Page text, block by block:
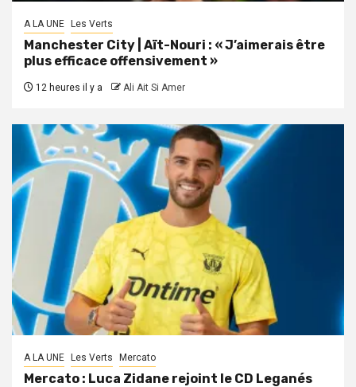
A LA UNE Les Verts
Manchester City | Aït-Nouri : « J’aimerais être
plus efficace offensivement »
12 heures il y a Ali Ait Si Amer
A LA UNE Les Verts Mercato
Mercato : Luca Zidane rejoint le CD Leganés